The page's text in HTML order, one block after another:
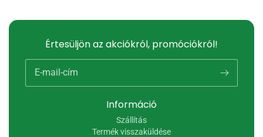
Információ
Szállítás
Termék visszaküldése
Értesüljön az akciókról, promóciókról!
E-mail-cím